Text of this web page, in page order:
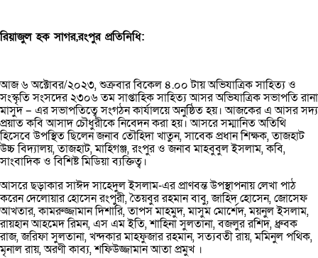
রিয়াজুল হক সাগর,রংপুর প্রতিনিধি:
আজ ৬ অক্টোবর/২০২৩, শুক্রবার বিকেল ৪.০০ টায় অভিযাত্রিক সাহিত্য ও
সংস্কৃতি সংসদের ২৩০৬ তম সাপ্তাহিক সাহিত্য আসর অভিযাত্রিক সভাপতি রানা
মাসুদ – এর সভাপতিত্বে সংগঠন কার্যালয়ে অনুষ্ঠিত হয়। আজকের এ আসর সদ্য
প্রয়াত কবি আসাদ চৌধুরীকে নিবেদন করা হয়। আসরে সম্মানিত অতিথি
হিসেবে উপস্থিত ছিলেন জনাব তৌহিদা খাতুন, সাবেক প্রধান শিক্ষক, তাজহাট
উচ্চ বিদ্যালয়, তাজহাট, মাহিগঞ্জ, রংপুর ও জনাব মাহবুবুল ইসলাম, কবি,
সাংবাদিক ও বিশিষ্ট মিডিয়া ব্যক্তিত্ব।
আসরে ছড়াকার সাঈদ সাহেদুল ইসলাম-এর প্রাণবন্ত উপস্থাপনায় লেখা পাঠ
করেন দেলোয়ার হোসেন রংপুরী, তৈয়বুর রহমান বাবু, জাহিদ হোসেন, জোসেফ
আখতার, কামরুজ্জামান দিশারি, তাপস মাহমুদ, মাসুম মোর্শেদ, ময়নুল ইসলাম,
রায়হান আহমেদ রিমন, এস এম ইতি, শাহিনা সুলতানা, বজলুর রশিদ, ধ্রুবক
রাজ, জরিফা সুলতানা, খন্দকার মাহফুজার রহমান, সত্যবতী রায়, মমিনুল পথিক,
মৃনাল রায়, অরণী কাব্য, শফিউজ্জামান আতা প্রমুখ ।